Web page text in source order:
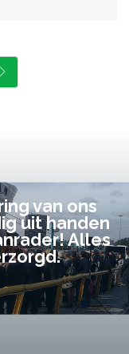
van ons
uit handen
Alles